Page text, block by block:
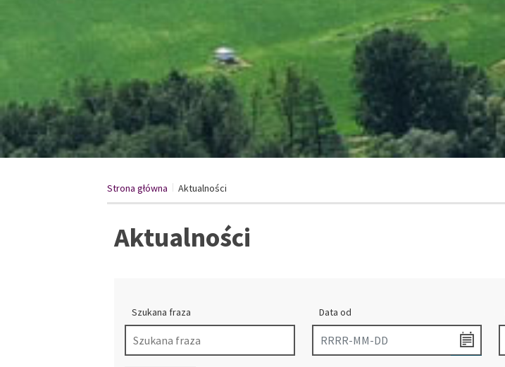
Strona główna /
Aktualności
Aktualności
Szukana fraza Data od